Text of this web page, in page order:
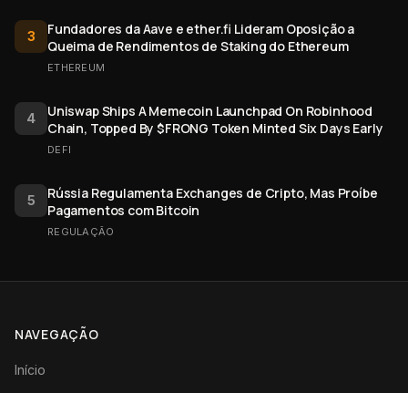
3
Fundadores da Aave e ether.fi Lideram Oposição a
Queima de Rendimentos de Staking do Ethereum
ETHEREUM
4
Uniswap Ships A Memecoin Launchpad On Robinhood
Chain, Topped By $FRONG Token Minted Six Days Early
DEFI
5
Rússia Regulamenta Exchanges de Cripto, Mas Proíbe
Pagamentos com Bitcoin
REGULAÇÃO
NAVEGAÇÃO
Início